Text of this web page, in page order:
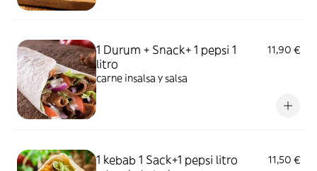
1 Durum + Snack+ 1 pepsi 1
litro
11,90 €
carne insalsa y salsa
1 kebab 1 Sack+1 pepsi litro
11,50 €